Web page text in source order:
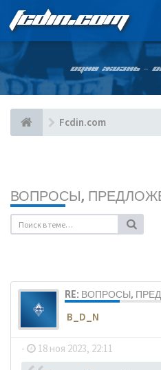
FCDIN.COM
ОДНА ЖИЗНЬ –
Fcdin.com
ВОПРОСЫ,
RE: ВОПРОСЫ,
B_D_N
- 18 ноя 2023, 22:11